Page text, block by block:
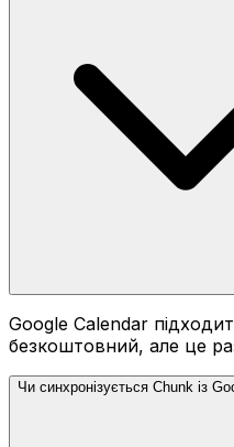
Google Calendar
безкоштовний, але це
Чи синхронізується Chunk із